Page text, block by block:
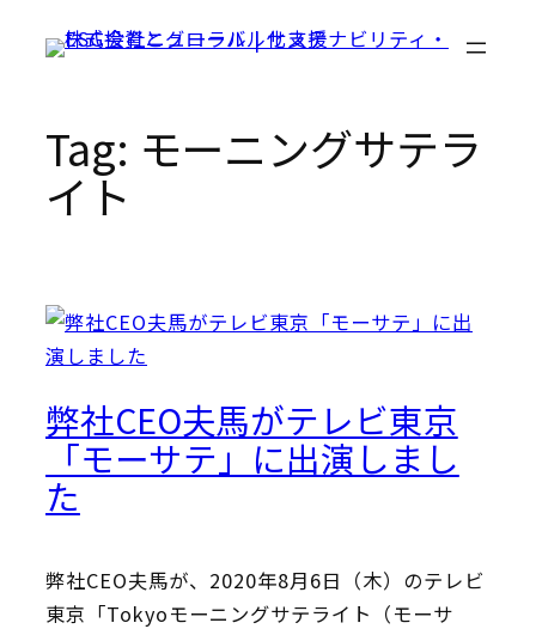
Tag: モーニングサテラ
イト
弊社CEO夫馬がテレビ東京
「モーサテ」に出演しまし
た
弊社CEO夫馬が、2020年8月6日（木）のテレビ
東京「Tokyoモーニングサテライト（モーサ